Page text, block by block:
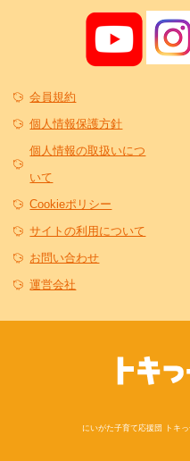
会員規約
個人情報保護方針
個人情報の取扱いにつ
いて
Cookieポリシー
サイトの利用について
お問い合わせ
運営会社
にいがた子育て応援団 トキ